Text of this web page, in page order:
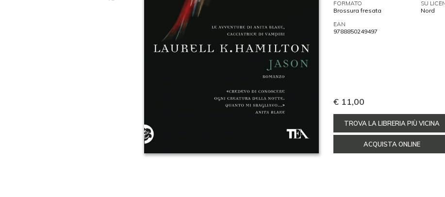
€ 11,00
TROVA LA LIBRERIA PIÙ VICINA
ACQUISTA ONLINE
FORMATO
Brossura fresata
SU
Nord
EAN
9788850249497